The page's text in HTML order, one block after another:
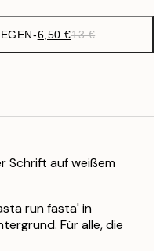
-6,50 €13 €
Schrift auf weißem
run fasta' in
Für alle, die